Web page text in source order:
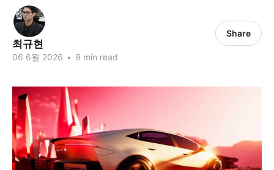
최규현
06 6월 2026 • 9 min read
Share